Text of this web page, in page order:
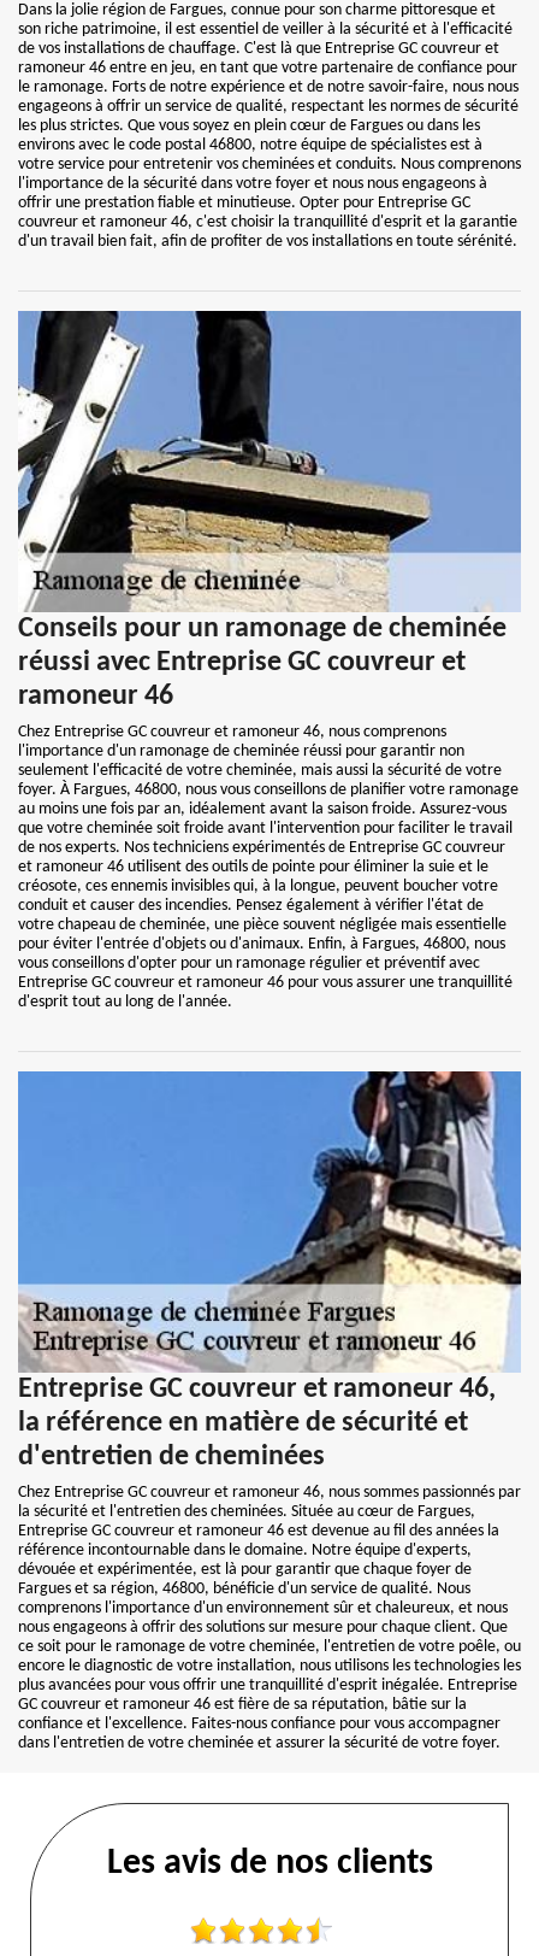
Dans la jolie région de Fargues, connue pour son charme pittoresque et
son riche patrimoine, il est essentiel de veiller à la sécurité et à l'efficacité
de vos installations de chauffage. C'est là que Entreprise GC couvreur et
ramoneur 46 entre en jeu, en tant que votre partenaire de confiance pour
le ramonage. Forts de notre expérience et de notre savoir-faire, nous nous
engageons à offrir un service de qualité, respectant les normes de sécurité
les plus strictes. Que vous soyez en plein cœur de Fargues ou dans les
environs avec le code postal 46800, notre équipe de spécialistes est à
votre service pour entretenir vos cheminées et conduits. Nous comprenons
l'importance de la sécurité dans votre foyer et nous nous engageons à
offrir une prestation fiable et minutieuse. Opter pour Entreprise GC
couvreur et ramoneur 46, c'est choisir la tranquillité d'esprit et la garantie
d'un travail bien fait, afin de profiter de vos installations en toute sérénité.
Conseils pour un ramonage de cheminée
réussi avec Entreprise GC couvreur et
ramoneur 46
Chez Entreprise GC couvreur et ramoneur 46, nous comprenons
l'importance d'un ramonage de cheminée réussi pour garantir non
seulement l'efficacité de votre cheminée, mais aussi la sécurité de votre
foyer. À Fargues, 46800, nous vous conseillons de planifier votre ramonage
au moins une fois par an, idéalement avant la saison froide. Assurez-vous
que votre cheminée soit froide avant l'intervention pour faciliter le travail
de nos experts. Nos techniciens expérimentés de Entreprise GC couvreur
et ramoneur 46 utilisent des outils de pointe pour éliminer la suie et le
créosote, ces ennemis invisibles qui, à la longue, peuvent boucher votre
conduit et causer des incendies. Pensez également à vérifier l'état de
votre chapeau de cheminée, une pièce souvent négligée mais essentielle
pour éviter l'entrée d'objets ou d'animaux. Enfin, à Fargues, 46800, nous
vous conseillons d'opter pour un ramonage régulier et préventif avec
Entreprise GC couvreur et ramoneur 46 pour vous assurer une tranquillité
d'esprit tout au long de l'année.
Entreprise GC couvreur et ramoneur 46,
la référence en matière de sécurité et
d'entretien de cheminées
Chez Entreprise GC couvreur et ramoneur 46, nous sommes passionnés par
la sécurité et l'entretien des cheminées. Située au cœur de Fargues,
Entreprise GC couvreur et ramoneur 46 est devenue au fil des années la
référence incontournable dans le domaine. Notre équipe d'experts,
dévouée et expérimentée, est là pour garantir que chaque foyer de
Fargues et sa région, 46800, bénéficie d'un service de qualité. Nous
comprenons l'importance d'un environnement sûr et chaleureux, et nous
nous engageons à offrir des solutions sur mesure pour chaque client. Que
ce soit pour le ramonage de votre cheminée, l'entretien de votre poêle, ou
encore le diagnostic de votre installation, nous utilisons les technologies les
plus avancées pour vous offrir une tranquillité d'esprit inégalée. Entreprise
GC couvreur et ramoneur 46 est fière de sa réputation, bâtie sur la
confiance et l'excellence. Faites-nous confiance pour vous accompagner
dans l'entretien de votre cheminée et assurer la sécurité de votre foyer.
Les avis de nos clients